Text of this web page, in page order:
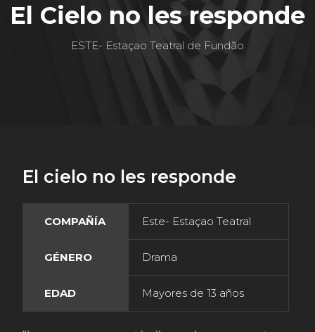
El Cielo no les responde
ESTE- Estaçao Teatral de Fundão
El cielo no les responde
COMPAÑÍA Este- Estaçao Teatral
GÉNERO Drama
EDAD Mayores de 13 años